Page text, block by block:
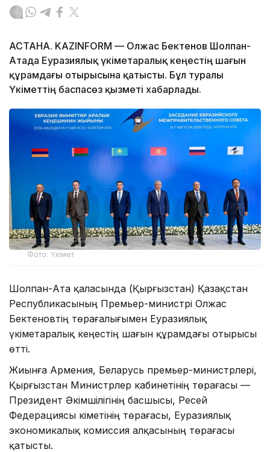
АСТАНА. KAZINFORM — Олжас Бектенов Шолпан-
Атада Еуразиялық үкіметаралық кеңестің шағын
құрамдағы отырысына қатысты. Бұл туралы
Үкіметтің баспасөз қызметі хабарлады.
Фото: Үкімет
Шолпан-Ата қаласында (Қырғызстан) Қазақстан
Республикасының Премьер-министрі Олжас
Бектеновтің төрағалығымен Еуразиялық
үкіметаралық кеңестің шағын құрамдағы отырысы
өтті.
Жиынға Армения, Беларусь премьер-министрлері,
Қырғызстан Министрлер кабинетінің төрағасы —
Президент Әкімшілігінің басшысы, Ресей
Федерациясы Үкіметінің төрағасы, Еуразиялық
экономикалық комиссия алқасының төрағасы
қатысты.